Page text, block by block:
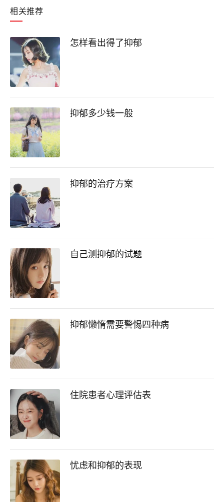
相关推荐
怎样看出得了抑郁
抑郁多少钱一般
抑郁的治疗方案
自己测抑郁的试题
抑郁懒惰需要警惕四种病
住院患者心理评估表
忧虑和抑郁的表现